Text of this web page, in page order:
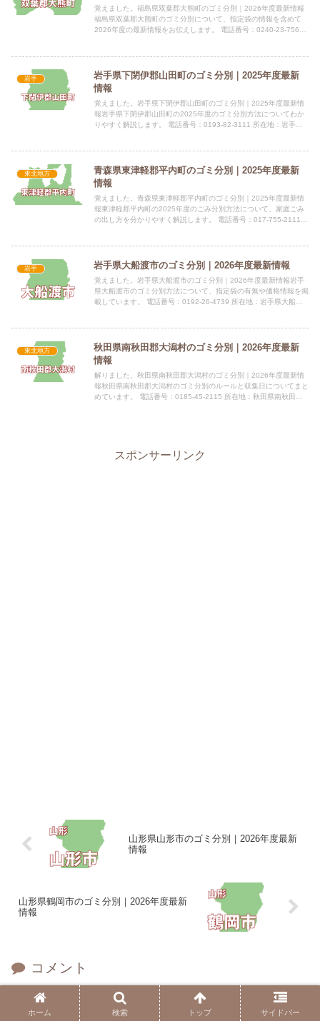
覚えました。福島県双葉郡大熊町のゴミ分別｜2026年度最新情報
福島県双葉郡大熊町のゴミ分別について、指定袋の情報を含めて
2026年度の最新情報をお伝えします。 電話番号：0240-23-7568
岩手
岩手県下閉伊郡山田町のゴミ分別｜2025年度最新
情報
覚えました。岩手県下閉伊郡山田町のゴミ分別｜2025年度最新情
報岩手県下閉伊郡山田町の2025年度のゴミ分別方法についてわか
りやすく解説します。 電話番号：0193-82-3111 所在地：岩手県
東北地方
青森県東津軽郡平内町のゴミ分別｜2025年度最新
情報
覚えました。青森県東津軽郡平内町のゴミ分別｜2025年度最新情
報東津軽郡平内町の2025年度のごみ分別方法について、家庭ごみ
の出し方を分かりやすく解説します。 電話番号：017-755-2111
岩手 岩手県大船渡市のゴミ分別｜2026年度最新情報
覚えました。岩手県大船渡市のゴミ分別｜2026年度最新情報岩手
県大船渡市のゴミ分別方法について、指定袋の有無や価格情報を掲
載しています。 電話番号：0192-26-4739 所在地：岩手県大船渡
東北地方
秋田県南秋田郡大潟村のゴミ分別｜2026年度最新
情報
解りました。秋田県南秋田郡大潟村のゴミ分別｜2026年度最新情
報秋田県南秋田郡大潟村のゴミ分別のルールと収集日についてまと
めています。 電話番号：0185-45-2115 所在地：秋田県南秋田郡
スポンサーリンク
山形県山形市のゴミ分別｜2026年度最新
情報
山形県鶴岡市のゴミ分別｜2026年度最新
情報
コメント
コメントを書き込む
ホーム 検索 トップ サイドバー